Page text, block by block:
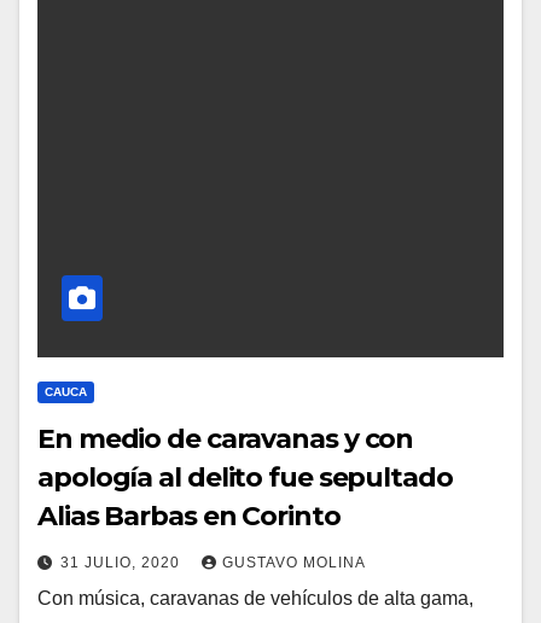
CAUCA
En medio de caravanas y con
apología al delito fue sepultado
Alias Barbas en Corinto
31 JULIO, 2020 GUSTAVO MOLINA
Con música, caravanas de vehículos de alta gama,